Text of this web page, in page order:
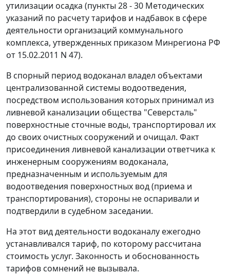
утилизации осадка (пункты 28 - 30 Методических
указаний по расчету тарифов и надбавок в сфере
деятельности организаций коммунального
комплекса, утвержденных приказом Минрегиона РФ
от 15.02.2011 N 47).
В спорный период водоканал владел объектами
централизованной системы водоотведения,
посредством использования которых принимал из
ливневой канализации общества "Северсталь"
поверхностные сточные воды, транспортировал их
до своих очистных сооружений и очищал. Факт
присоединения ливневой канализации ответчика к
инженерным сооружениям водоканала,
предназначенным и используемым для
водоотведения поверхностных вод (приема и
транспортирования), стороны не оспаривали и
подтвердили в судебном заседании.
На этот вид деятельности водоканалу ежегодно
устанавливался тариф, по которому рассчитана
стоимость услуг. Законность и обоснованность
тарифов сомнений не вызывала.